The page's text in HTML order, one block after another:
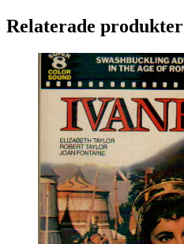
Relaterade produkter